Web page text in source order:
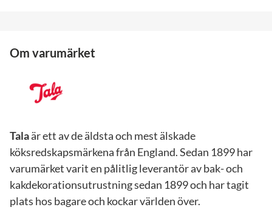
Om varumärket
Talaär ett av de äldsta och mest älskade
köksredskapsmärkena från England. Sedan 1899 har
varumärket varit en pålitlig leverantör av bak- och
kakdekorationsutrustning sedan 1899 och har tagit
plats hos bagare och kockar världen över.